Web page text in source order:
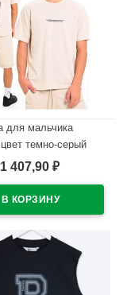
для мальчика
темно-серый
1 407,90 ₽